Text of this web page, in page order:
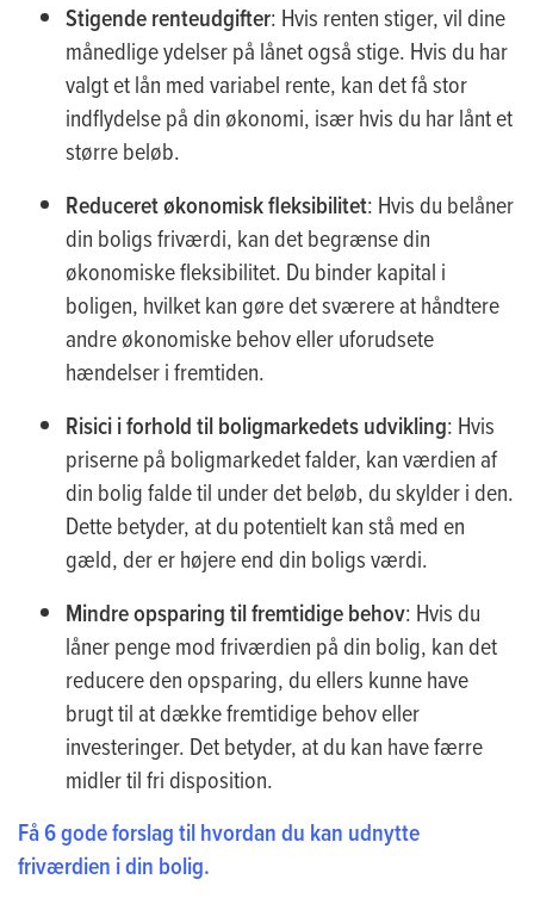
Stigende renteudgifter: Hvis renten stiger, vil dine
månedlige ydelser på lånet også stige. Hvis du har
valgt et lån med variabel rente, kan det få stor
indflydelse på din økonomi, især hvis du har lånt et
større beløb.
Reduceret økonomisk fleksibilitet: Hvis du belåner
din boligs friværdi, kan det begrænse din
økonomiske fleksibilitet. Du binder kapital i
boligen, hvilket kan gøre det sværere at håndtere
andre økonomiske behov eller uforudsete
hændelser i fremtiden.
Risici i forhold til boligmarkedets udvikling: Hvis
priserne på boligmarkedet falder, kan værdien af
din bolig falde til under det beløb, du skylder i den.
Dette betyder, at du potentielt kan stå med en
gæld, der er højere end din boligs værdi.
Mindre opsparing til fremtidige behov: Hvis du
låner penge mod friværdien på din bolig, kan det
reducere den opsparing, du ellers kunne have
brugt til at dække fremtidige behov eller
investeringer. Det betyder, at du kan have færre
midler til fri disposition.
Få 6 gode forslag til hvordan du kan udnytte
friværdien i din bolig.